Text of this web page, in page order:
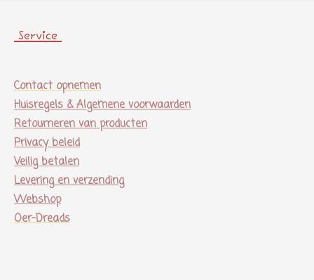
Service
Contact opnemen
Huisregels & Algemene voorwaarden
Retourneren van producten
Privacy beleid
Veilig betalen
Levering en verzending
Webshop
Oer-Dreads